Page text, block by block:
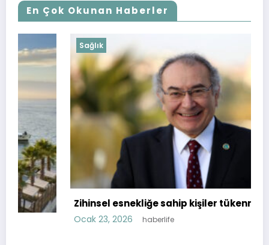
En Çok Okunan Haberler
Sağlık
Zihinsel esnekliğe sahip kişiler tükenmiyor!
Ocak 23, 2026 haberlife